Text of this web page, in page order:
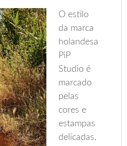
O estilo
da marca
holandesa
PiP
Studio é
marcado
pelas
cores e
estampas
delicadas,